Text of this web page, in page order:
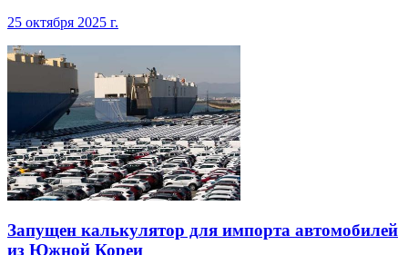
25 октября 2025 г.
Запущен калькулятор для импорта автомобилей
из Южной Кореи